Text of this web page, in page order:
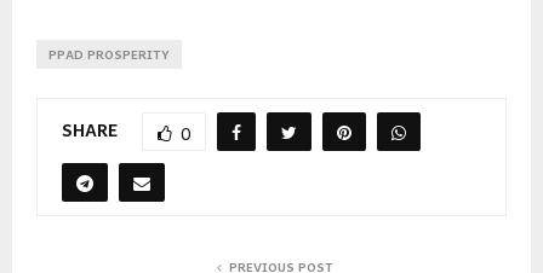
PPAD PROSPERITY
SHARE 0
PREVIOUS POST